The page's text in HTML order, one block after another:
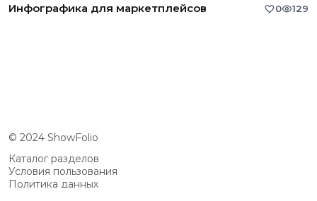
Инфографика для маркетплейсов 0 129
© 2024 ShowFolio
Каталог разделов
Условия пользования
Политика данных